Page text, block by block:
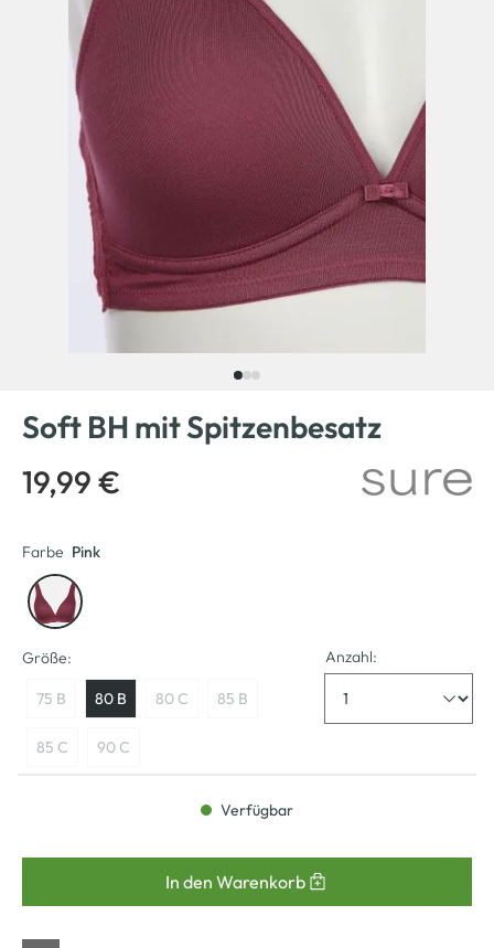
Soft BH mit Spitzenbesatz
19,99 €
Farbe Pink
Größe:
75 B 80 B 80 C 85 B
85 C 90 C
Anzahl:
Verfügbar
In den Warenkorb